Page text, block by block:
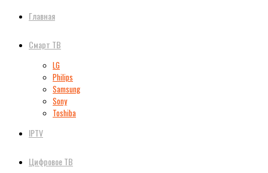
Главная
Смарт ТВ
LG
Philips
Samsung
Sony
Toshiba
IPTV
Цифровое ТВ